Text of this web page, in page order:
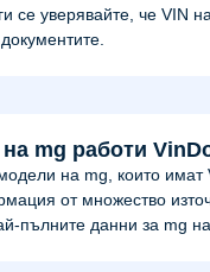
се уверявайте, че VIN
mg работи
на mg, които
от множество
пълните данни за mg